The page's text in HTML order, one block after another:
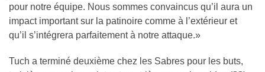
pour notre équipe. Nous sommes convaincus qu’il aura un
impact important sur la patinoire comme à l’extérieur et
qu’il s’intégrera parfaitement à notre attaque.»
Tuch a terminé deuxième chez les Sabres pour les buts,